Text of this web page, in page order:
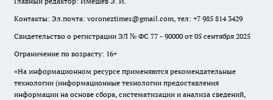
Контакты: Эл.почта: voroneztimes@gmail.com, тел: +7 985 814 3429
Свидетельство о регистрации ЭЛ № ФС 77 - 90000 от 05 сентября 2025
Ограничение по возрасту: 16+
«На информационном ресурсе применяются рекомендательные
технологии (информационные технологии предоставления
информации на основе сбора, систематизации и анализа сведений,